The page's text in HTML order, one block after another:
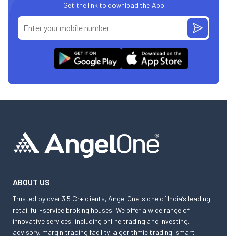
Get the link to download the App
ABOUT US
Trusted by over 3.5 Cr+ clients, Angel One is one of India’s leading
retail full-service broking houses. We offer a wide range of
innovative services, including online trading and investing,
advisory, margin trading facility, algorithmic trading, smart